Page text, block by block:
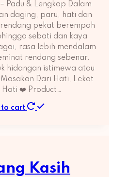
Padu & Lengkap Dalam
daging, paru, hati dan
pekat berempah
sebati dan kaya
rasa lebih mendalam
rendang sebenar.
hidangan istimewa atau
Dari Hati, Lekat
Hati ❤️ Product…
cart
Kasih